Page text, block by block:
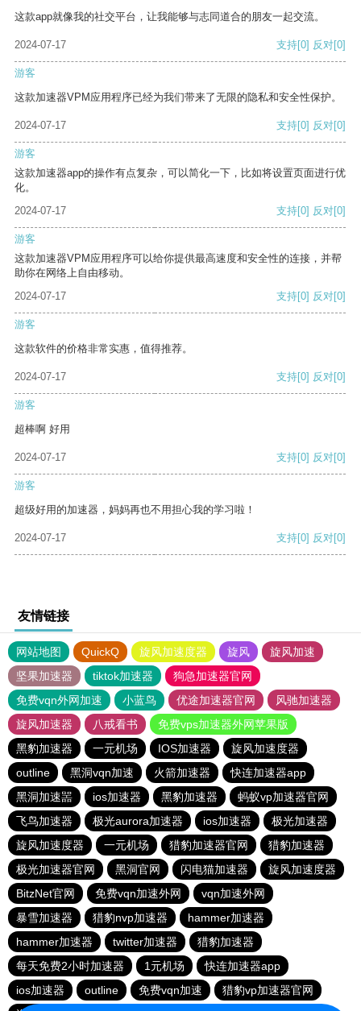
这款app就像我的社交平台，让我能够与志同道合的朋友一起交流。
2024-07-17 支持[0] 反对[0]
游客
这款加速器VPM应用程序已经为我们带来了无限的隐私和安全性保护。
2024-07-17 支持[0] 反对[0]
游客
这款加速器app的操作有点复杂，可以简化一下，比如将设置页面进行优
化。
2024-07-17
支持[0] 反对[0]
游客
这款加速器VPM应用程序可以给你提供最高速度和安全性的连接，并帮
助你在网络上自由移动。
2024-07-17
支持[0] 反对[0]
游客
这款软件的价格非常实惠，值得推荐。
2024-07-17 支持[0] 反对[0]
游客
超棒啊 好用
2024-07-17 支持[0] 反对[0]
游客
超级好用的加速器，妈妈再也不用担心我的学习啦！
2024-07-17 支持[0] 反对[0]
友情链接
网站地图 QuickQ 旋风加速度器 旋风
旋风加速
坚果加速器
tiktok加速器
狗急加速器官网
免费vqn外网加速
小蓝鸟 优途加速器官网
风驰加速器
旋风加速器
八戒看书
免费vps加速器外网苹果版
黑豹加速器
一元机场 IOS加速器
旋风加速度器
outline
黑洞vqn加速 火箭加速器
快连加速器app
黑洞加速噐
ios加速器 黑豹加速器
蚂蚁vp加速器官网
飞鸟加速器
极光aurora加速器 ios加速器
极光加速器
旋风加速度器
一元机场 猎豹加速器官网
猎豹加速器
极光加速器官网
黑洞官网 闪电猫加速器
旋风加速度器
BitzNet官网
免费vqn加速外网
vqn加速外网
暴雪加速器
猎豹nvp加速器
hammer加速器
hammer加速器
twitter加速器
猎豹加速器
每天免费2小时加速器
1元机场
快连加速器app
ios加速器
outline 免费vqn加速
猎豹vp加速器官网